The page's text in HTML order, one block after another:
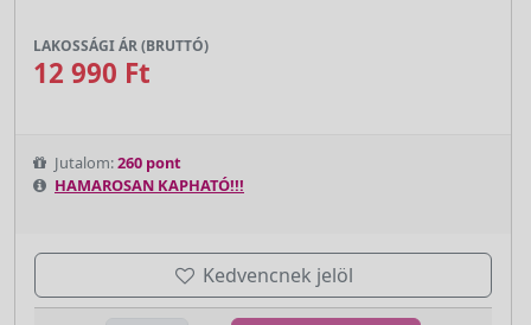
LAKOSSÁGI ÁR (BRUTTÓ)
12 990 Ft
Jutalom:260 pont
HAMAROSAN KAPHATÓ!!!
Kedvencnek jelöl